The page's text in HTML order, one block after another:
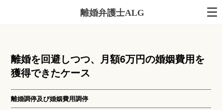
離婚弁護士ALG
離婚を回避しつつ、月額6万円の婚姻費用を
獲得できたケース
離婚調停及び婚姻費用調停